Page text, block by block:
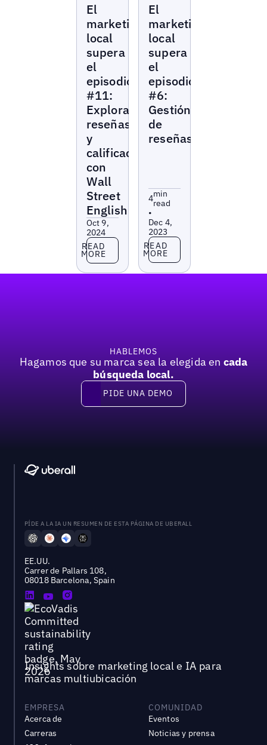
Marketing
Beat
El
marketing
local
supera
el
episodio
#11:
Explorando
reseñas
y
calificaciones
con
Wall
Street
English
Oct 9,
2024
Read more
READ
MORE
Marketing
Beat
El
marketing
local
supera
el
episodio
#6:
Gestión
de
reseñas
4min
read
•
Dec 4,
2023
Read more
READ
MORE
HABLEMOS
Hagamos que su marca sea la elegida en cada
búsqueda local.
Pide una demo
PIDE UNA DEMO
PÍDE A LA IA UN RESUMEN DE ESTA PÁGINA DE UBERALL
EE.UU.
Carrer de Pallars 108,
08018 Barcelona, Spain
Insights sobre marketing local e IA para
marcas multiubicación
EMPRESA
Acerca de
Carreras
COMUNIDAD
Eventos
Noticias y prensa